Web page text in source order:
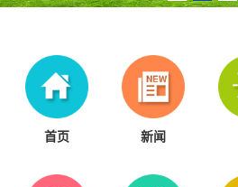
首页 新闻